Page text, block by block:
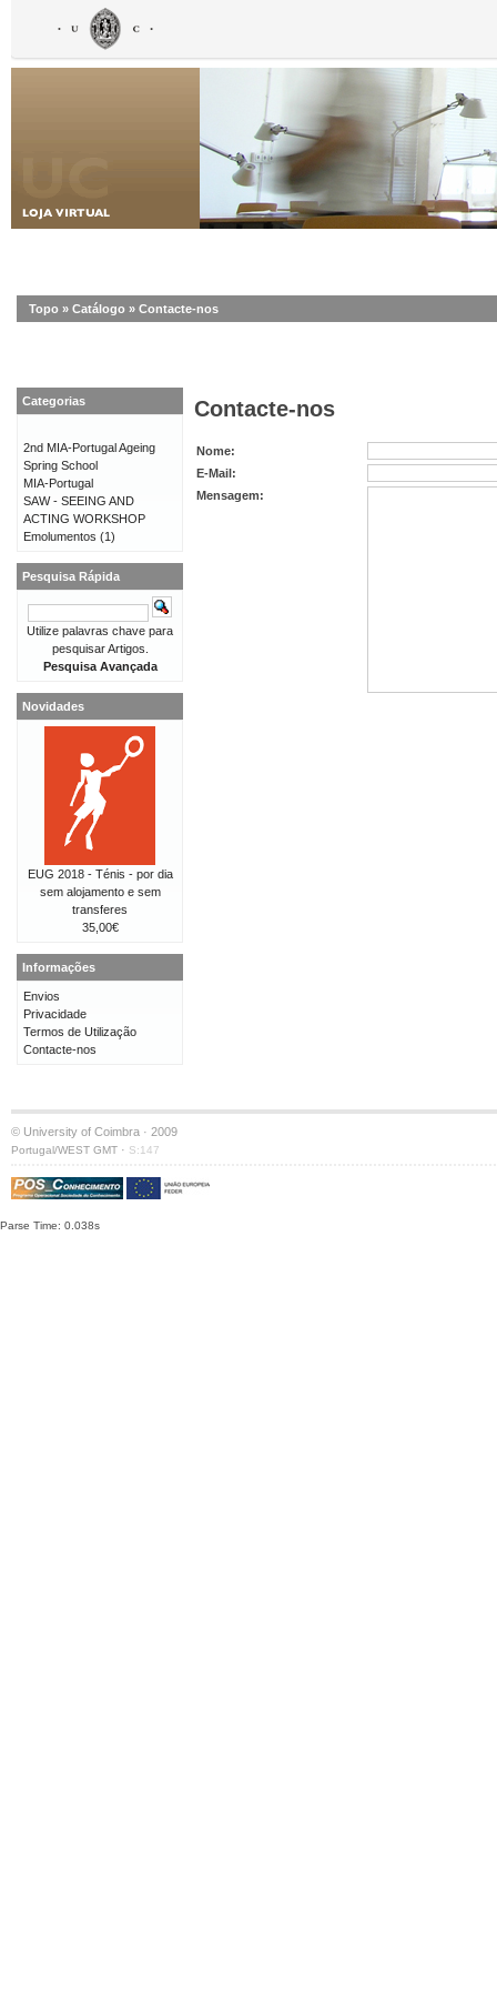
Topo » Catálogo » Contacte-nos
Contacte-nos
Nome:
E-Mail:
Mensagem:
Categorias
2nd MIA-Portugal Ageing
Spring School
MIA-Portugal
SAW - SEEING AND
ACTING WORKSHOP
Emolumentos (1)
Pesquisa Rápida
Utilize palavras chave para
pesquisar Artigos.
Pesquisa Avançada
Novidades
EUG 2018 - Ténis - por dia
sem alojamento e sem
transferes
35,00€
Informações
Envios
Privacidade
Termos de Utilização
Contacte-nos
© University of Coimbra · 2009
Portugal/WEST GMT · S:147
Parse Time: 0.038s